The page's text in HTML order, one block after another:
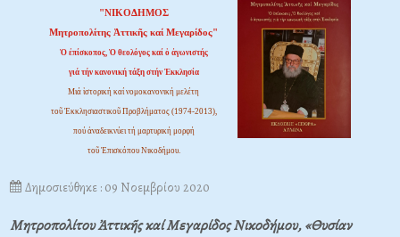
"ΝΙΚΟΔΗΜΟΣ
Μητροπολίτης Ἀττικῆς καί Μεγαρίδος"
Ὁ ἐπίσκοπος, Ὁ θεολόγος καί ὁ ἀγωνιστής
γιά τήν κανονική τάξη στήν Ἐκκλησία
Μιά ἱστορική καί νομοκανονική μελέτη
τοῦ Ἐκκλησιαστικοῦ Προβλήματος (1974-2013),
πού ἀναδεικνύει τή μαρτυρική μορφή
τοῦ Ἐπισκόπου Νικοδήμου.
Δημοσιεύθηκε : 09 Νοεμβρίου 2020
Μητροπολίτου Ἀττικῆς καί Μεγαρίδος Νικοδήμου, «Θυσίαν